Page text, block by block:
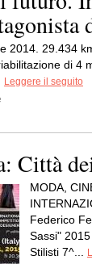
2014. 29.434
di 4
Leggere il seguito
Città
MODA,
Federico
Sassi"
Stilisti 7^...